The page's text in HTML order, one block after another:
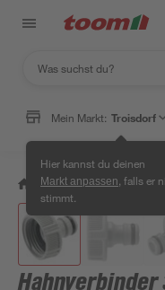
Mein Markt: Troisdorf
Hier kannst du deinen
Markt anpassen , falls er
stimmt.
/ Garten & Freizeit /
Hahnverbinder